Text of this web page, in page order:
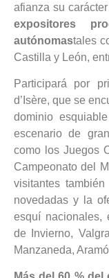
afianza su
expositores
autónomastales
Castilla y León,
Participará por
d’Isère, que se
dominio
escenario de
como los Juegos
Campeonato del
visitantes
novedadas y la
esquí nacionales,
de Invierno,
Manzaneda,